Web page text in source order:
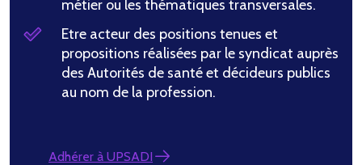
métier ou les thématiques transversales.
Etre acteur des positions tenues et
propositions réalisées par le syndicat auprès
des Autorités de santé et décideurs publics
au nom de la profession.
Adhérer à UPSADI